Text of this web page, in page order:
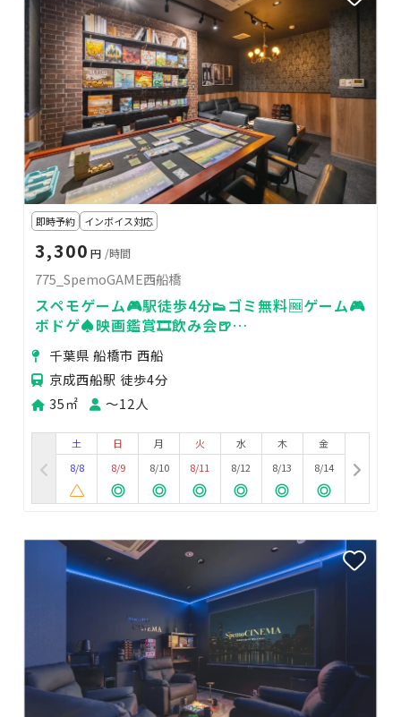
即時予約 インボイス対応
3,300 円 /時間
775_SpemoGAME西船橋
スペモゲーム🎮駅徒歩4分👟ゴミ無料🆓ゲーム🎮
ボドゲ♠️映画鑑賞🎞️飲み会🍺
775_SpemoGAME西船橋
千葉県 船橋市 西船
京成西船駅 徒歩4分
35㎡
〜12人
土
8/8
日
8/9
月
8/10
火
8/11
水
8/12
木
8/13
金
8/14